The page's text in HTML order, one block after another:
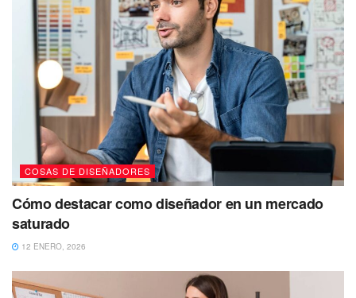
COSAS DE DISEÑADORES
Cómo destacar como diseñador en un mercado
saturado
12 ENERO, 2026